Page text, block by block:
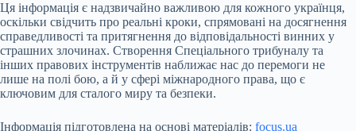
Ця інформація є надзвичайно важливою для кожного українця,
оскільки свідчить про реальні кроки, спрямовані на досягнення
справедливості та притягнення до відповідальності винних у
страшних злочинах. Створення Спеціального трибуналу та
інших правових інструментів наближає нас до перемоги не
лише на полі бою, а й у сфері міжнародного права, що є
ключовим для сталого миру та безпеки.
Інформація підготовлена на основі матеріалів: focus.ua